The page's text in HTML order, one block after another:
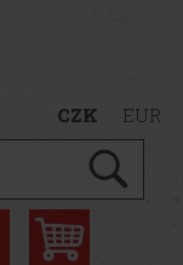
CZK EUR